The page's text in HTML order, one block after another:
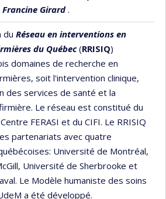
Girard.
du Réseau en interventions en
du Québec(RRISIQ)
domaines de recherche en
soit l'intervention clinique,
des services de santé et la
Le réseau est constitué du
FERASI et du CIFI. Le RRISIQ
partenariats avec quatre
Université de Montréal,
Université de Sherbrooke et
Le Modèle humaniste des soins
a été développé.